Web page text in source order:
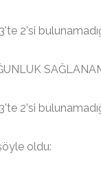
2'si
2'si
oldu: